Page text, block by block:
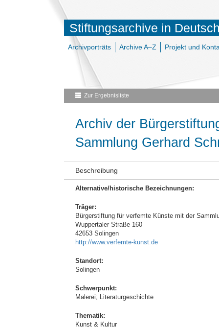
Stiftungsarchive in
Archivporträts Archive A–Z Projekt und
Zur Ergebnisliste
Archiv der
Sammlung Gerhard
Beschreibung
Alternative/historische Bezeichnungen:
Träger:
Bürgerstiftung für verfemte Künste mit der
Wuppertaler Straße 160
42653 Solingen
http://www.verfemte-kunst.de
Standort:
Solingen
Schwerpunkt:
Malerei; Literaturgeschichte
Thematik:
Kunst & Kultur